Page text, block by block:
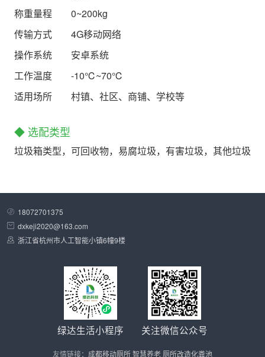
称重量程
0~200kg
传输方式
4G移动网络
操作系统
安卓系统
工作温度
-10℃~70℃
适用场所
村镇、社区、商铺、学校等
◆ 选配类型
垃圾箱类型，可回收物，易腐垃圾，有害垃圾，其他垃圾
18072701375
dxkeji2020@163.com
浙江省杭州市人工智能小镇6幢9楼
绿达生活小程序 关注微信公众号
友情链接： 成都移动厕所智慧养老厕所改造化粪池